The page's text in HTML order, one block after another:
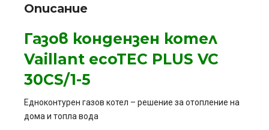
Описание
Газов кондензен котел
Vaillant ecoTEC PLUS VC
30CS/1-5
Едноконтурен газов котел – решение за отопление на
дома и топла вода